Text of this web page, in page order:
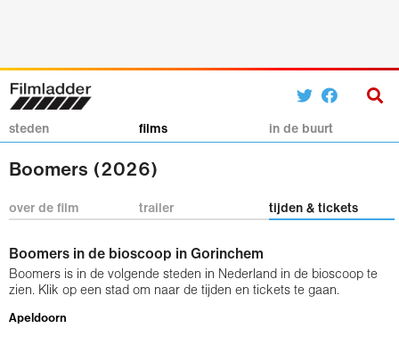
steden films in de buurt
Boomers (2026)
over de film trailer tijden & tickets
Boomers in de bioscoop in Gorinchem
Boomers is in de volgende steden in Nederland in de bioscoop te
zien. Klik op een stad om naar de tijden en tickets te gaan.
Apeldoorn